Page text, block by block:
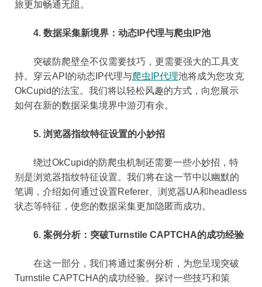
旅更加畅通无阻。
4. 数据采集新境界：动态IP代理与爬虫IP池
突破防爬壁垒不仅需要技巧，更需要强大的工具支
持。穿云API的动态IP代理与爬虫IP代理池将成为您攻克
OkCupid的法宝。我们将以轻松风趣的方式，向您展示
如何在新的数据采集境界中游刃有余。
5. 浏览器指纹特征设置的小妙招
绕过OkCupid的防爬虫机制还需要一些小妙招，特
别是浏览器指纹特征设置。我们将在这一节中以幽默的
笔调，介绍如何通过设置Referer、浏览器UA和headless
状态等特征，使您的数据采集更加隐匿而成功。
6. 案例分析：突破Turnstile CAPTCHA的成功经验
在这一部分，我们将通过案例分析，为您呈现突破
Turnstile CAPTCHA的成功经验。探讨一些技巧和策